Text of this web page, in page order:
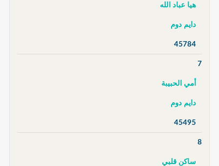
هيا عباد الله
دايم دوم
45784
7
أمي الحبيبة
دايم دوم
45495
8
ساكن قلبي